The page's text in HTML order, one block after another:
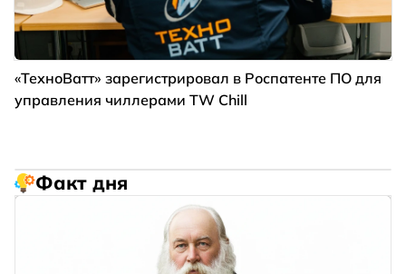
«ТехноВатт» зарегистрировал в Роспатенте ПО для
управления чиллерами TW Chill
Факт дня